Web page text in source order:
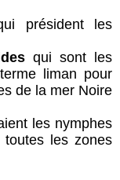
président les
qui sont les
liman pour
de la mer Noire
les nymphes
les zones